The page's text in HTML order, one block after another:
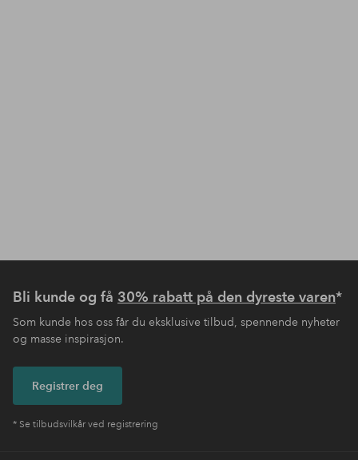
Bli kunde og få 30% rabatt på den dyreste varen*
Som kunde hos oss får du eksklusive tilbud, spennende nyheter
og masse inspirasjon.
Registrer deg
* Se tilbudsvilkår ved registrering